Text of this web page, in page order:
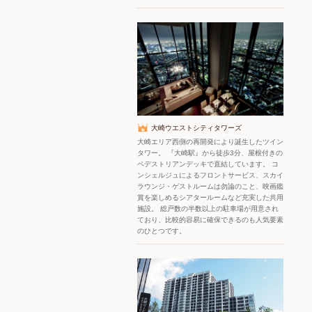
大崎ウエストシティタワーズ
大崎エリア西側の再開発により誕生したツイン
タワー。 『大崎駅』から徒歩3分、屋根付きの
ペデストリアンデッキで直結しています。 コ
ンシェルジュによるフロントサービス、スカイ
ラウンジ・ゲストルームは勿論のこと、映画鑑
賞を楽しめるシアタールームなど充実した共用
施設。 総戸数の半数以上の駐車場が用意され
ており、比較的容易に確保できるのも人気要素
のひとつです。